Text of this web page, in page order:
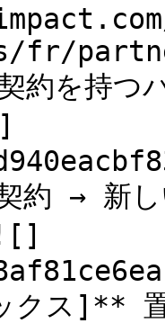
fr/
約を持つ
→ 新し
ス]** 置